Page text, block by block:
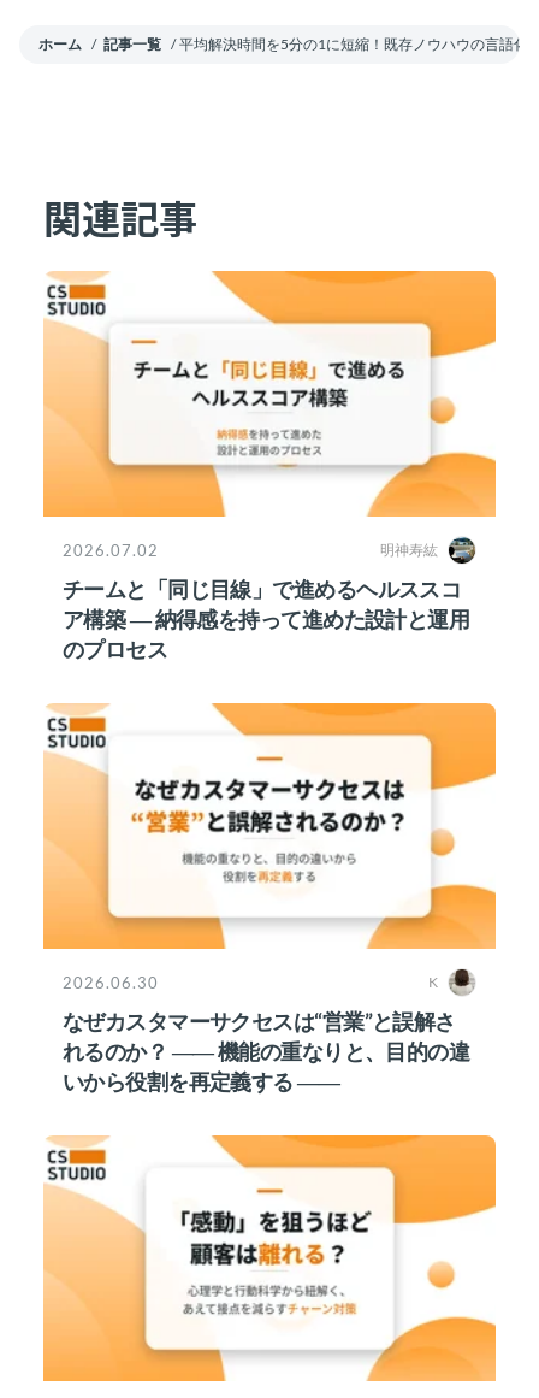
ホーム / 記事一覧 /平均解決時間を5分の1に短縮！既存ノウハウの言語化
関連記事
2026.07.02 明神寿紘
チームと「同じ目線」で進めるヘルススコ
ア構築 ― 納得感を持って進めた設計と運用
のプロセス
2026.06.30 K
なぜカスタマーサクセスは“営業”と誤解さ
れるのか？ ―― 機能の重なりと、目的の違
いから役割を再定義する ――